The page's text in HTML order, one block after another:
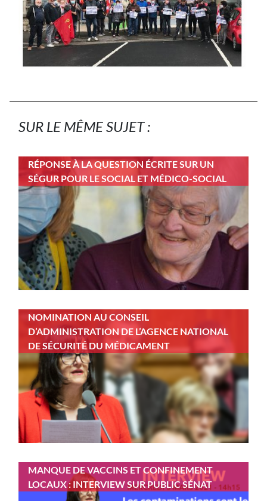
SUR LE MÊME SUJET :
RÉPONSE À LA QUESTION ÉCRITE SUR UN
SÉGUR POUR LE SOCIAL ET MÉDICO-SOCIAL
NOMINATION AU CONSEIL
D’ADMINISTRATION DE L’AGENCE NATIONAL
DE SÉCURITÉ DU MÉDICAMENT
MANQUE DE VACCINS ET CONFINEMENT
LOCAUX : INTERVIEW SUR PUBLIC SÉNAT